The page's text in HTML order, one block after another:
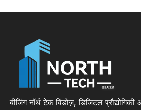
बीजिंग नॉर्थ टेक विंडोज़, डिजिटल